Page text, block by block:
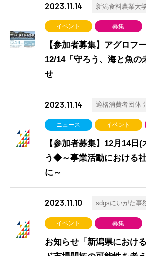
2023.11.14 新潟食料農業大
イベント 募集
【参加者募集】アグロフ
12/14「守ろう、海と魚の
せ
2023.11.14 適格消費者団体
ニュース イベント
【参加者募集】12月14
う◆～事業活動における
に～
2023.11.10 sdgsにいがた事
イベント 募集
お知らせ「新潟県におけ